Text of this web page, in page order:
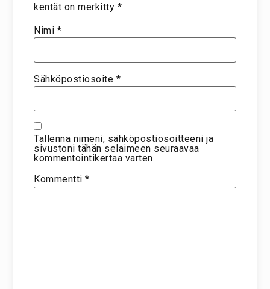
kentät on merkitty *
Nimi *
Sähköpostiosoite *
Tallenna nimeni, sähköpostiosoitteeni ja
sivustoni tähän selaimeen seuraavaa
kommentointikertaa varten.
Kommentti*